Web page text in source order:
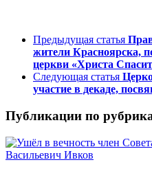
Предыдущая статья
жители Красноярска,
церкви «Христа
Следующая статья
участие в декаде,
Публикации по